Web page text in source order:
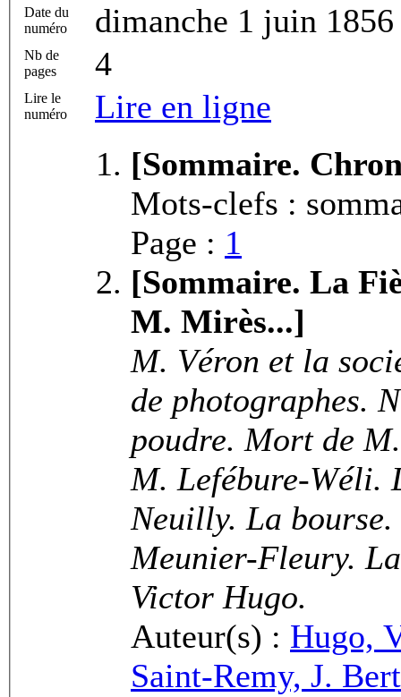
Date du
numéro
dimanche 1 juin 1856
Nb de
pages
4
Lire le
numéro
Lire en ligne
[Sommaire.
Mots-clefs :
Page : 1
[Sommaire. La
M. Mirès...]
M. Véron et la
de photographes.
poudre. Mort de
M. Lefébure-Wéli.
Neuilly. La
Meunier-Fleury.
Victor Hugo.
Auteur(s) : Hugo,
Saint-Remy, J.